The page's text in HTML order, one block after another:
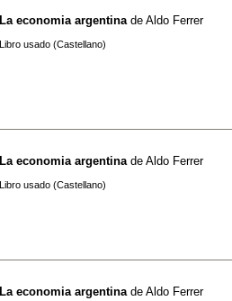
La economia argentina de Aldo Ferrer
Libro usado (Castellano)
La economia argentina de Aldo Ferrer
Libro usado (Castellano)
La economia argentina de Aldo Ferrer